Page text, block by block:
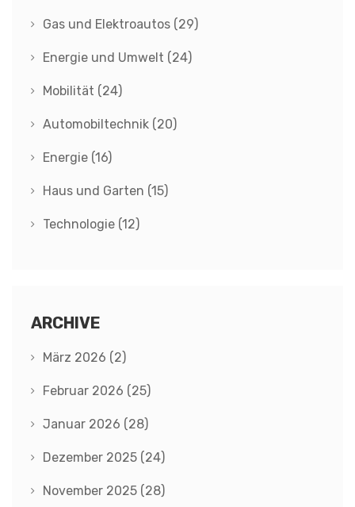
Gas und Elektroautos (29)
Energie und Umwelt (24)
Mobilität (24)
Automobiltechnik (20)
Energie (16)
Haus und Garten (15)
Technologie (12)
ARCHIVE
März 2026 (2)
Februar 2026 (25)
Januar 2026 (28)
Dezember 2025 (24)
November 2025 (28)